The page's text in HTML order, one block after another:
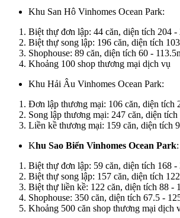
Khu San Hô Vinhomes Ocean Park:
Biệt thự đơn lập: 44 căn, diện tích 204 -
Biệt thự song lập: 196 căn, diện tích
Shophouse: 89 căn, diện tích 60 -
Khoảng 100 shop thương mại dịch vụ
Khu Hải Âu Vinhomes Ocean Park:
Đơn lập thương mại: 106 căn, diện tích
Song lập thương mại: 247 căn, diện
Liền kề thương mại: 159 căn, diện tích
Khu Sao Biển Vinhomes Ocean Park:
Biệt thự đơn lập: 59 căn, diện tích 168 -
Biệt thự song lập: 157 căn, diện tích
Biệt thự liền kề: 122 căn, diện tích 88 -
Shophouse: 350 căn, diện tích 67.5 -
Khoảng 500 căn shop thương mại dịch